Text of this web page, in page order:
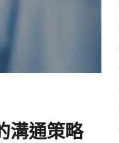
溝通策略